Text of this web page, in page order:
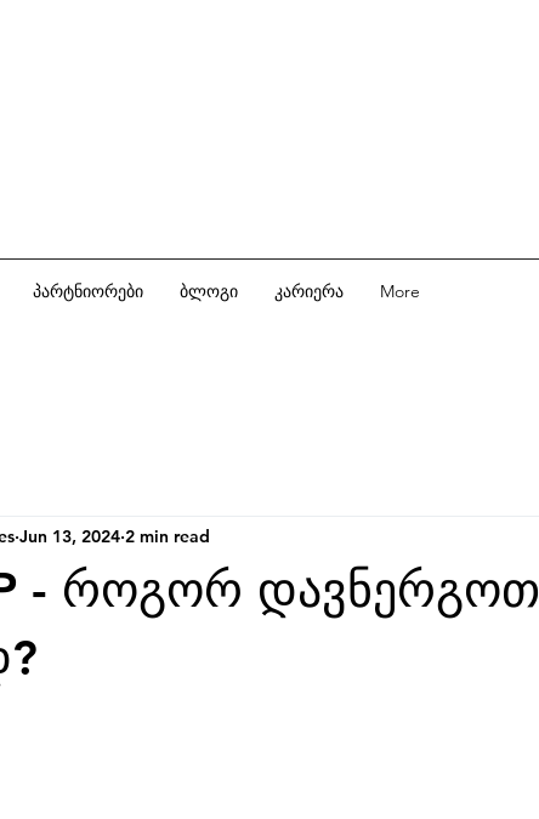
პარტნიორები ბლოგი კარიერა More
- როგორ დავნერგოთ
Jun 13, 2024 2 min read